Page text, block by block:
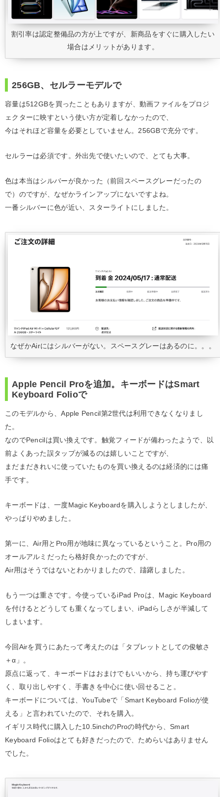
割引率は認定整備品の方が上ですが、新商品をすぐに購入したい
場合はメリットがあります。
256GB、セルラーモデルで
容量は512GBを買ったこともありますが、動画ファイルをプロジ
ェクターに映すという使い方が定着しなかったので、
今はそれほど容量を必要としていません。256GBで充分です。
セルラーは必須です。外出先で使いたいので、とても大事。
色は本当はシルバーが良かった（前回スペースグレーだったの
で）のですが、なぜかラインアップにないですよね。
一番シルバーに色が近い、スターライトにしました。
なぜかAirにはシルバーがない。スペースグレーはあるのに。。。
Apple Pencil Proを追加。キーボードはSmart
Keyboard Folioで
このモデルから、Apple Pencil第2世代は利用できなくなりまし
た。
なのでPencilは買い換えです。触覚フィードが備わったようで、以
前よくあった誤タップが減るのは嬉しいことですが、
まだまだきれいに使っていたものを買い換えるのは経済的には痛
手です。
キーボードは、一度Magic Keyboardを購入しようとしましたが、
やっぱりやめました。
第一に、Air用とPro用が地味に異なっているということ。Pro用の
オールアルミだったら格好良かったのですが、
Air用はそうではないとわかりましたので、躊躇しました。
もう一つは重さです。今使っているiPad Proは、Magic Keyboard
を付けるとどうしても重くなってしまい、iPadらしさが半減して
しまいます。
今回Airを買うにあたって考えたのは「タブレットとしての俊敏さ
＋α」。
原点に返って、キーボードはおまけでもいいから、持ち運びやす
く、取り出しやすく、手書きを中心に使い回せること。
キーボードについては、YouTubeで「Smart Keyboard Folioが使
える」と言われていたので、それを購入。
イギリス時代に購入した10.5inchのProの時代から、Smart
Keyboard Folioはとても好きだったので、ためらいはありません
でした。